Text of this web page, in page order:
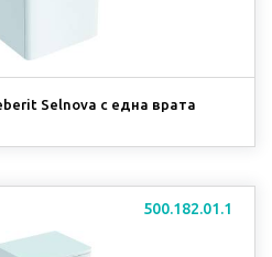
Selnova с една врата
500.182.01.1